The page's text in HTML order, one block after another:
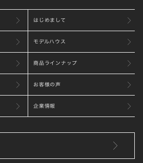
はじめまして
モデルハウス
商品ラインナップ
お客様の声
企業情報